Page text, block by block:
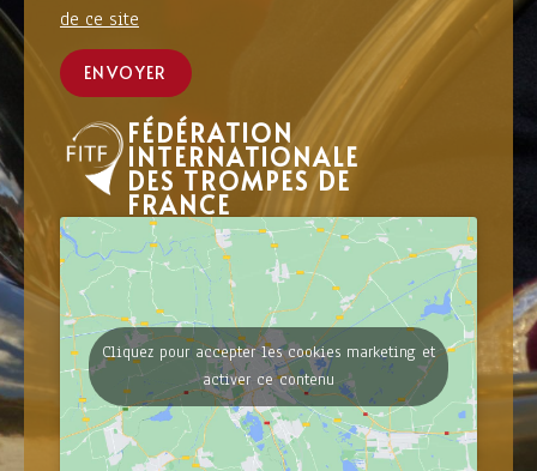
de ce site
ENVOYER
FÉDÉRATION
INTERNATIONALE
DES TROMPES DE
FRANCE
Cliquez pour accepter les cookies marketing et
activer ce contenu